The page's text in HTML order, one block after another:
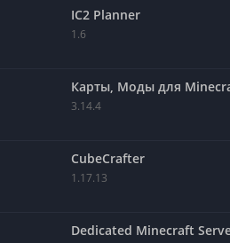
IC2 Planner
1.6
Карты, Моды для
3.14.4
CubeCrafter
1.17.13
Dedicated Minecraft